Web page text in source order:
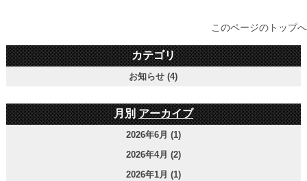
このページのトップへ
カテゴリ
お知らせ (4)
月別アーカイブ
2026年6月 (1)
2026年4月 (2)
2026年1月 (1)